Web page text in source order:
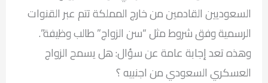
السعوديين القادمين من خارج المملكة تتم عبر القنوات
الرسمية وفق شروط مثل “سن الزواج” طالب وظيفة”.
وهذه تعد إجابة عامة عن سؤال: هل يسمح الزواج
العسكري السعودي من اجنبيه ؟